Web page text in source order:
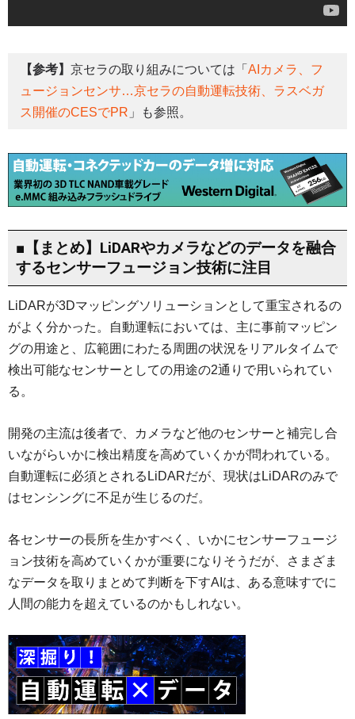
【参考】 京セラの取り組みについては「 AIカメラ、フ
ュージョンセンサ…京セラの自動運転技術、ラスベガ
ス開催のCESでPR 」も参照。
■【まとめ】LiDARやカメラなどのデータを融合
するセンサーフュージョン技術に注目
LiDARが3Dマッピングソリューションとして重宝されるの
がよく分かった。自動運転においては、主に事前マッピン
グの用途と、広範囲にわたる周囲の状況をリアルタイムで
検出可能なセンサーとしての用途の2通りで用いられてい
る。
開発の主流は後者で、カメラなど他のセンサーと補完し合
いながらいかに検出精度を高めていくかが問われている。
自動運転に必須とされるLiDARだが、現状はLiDARのみで
はセンシングに不足が生じるのだ。
各センサーの長所を生かすべく、いかにセンサーフュージ
ョン技術を高めていくかが重要になりそうだが、さまざま
なデータを取りまとめて判断を下すAIは、ある意味すでに
人間の能力を超えているのかもしれない。